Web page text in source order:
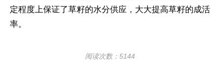
定程度上保证了草籽的水分供应，大大提高草籽的成活
率。
阅读次数：5144